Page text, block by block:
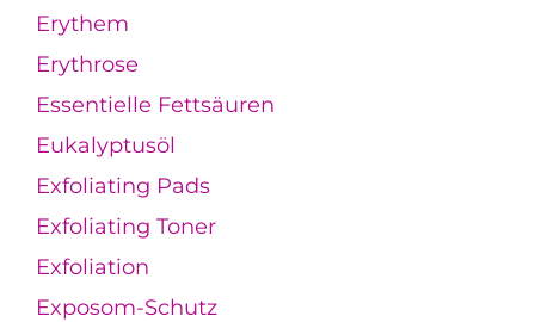
Erythem
Erythrose
Essentielle Fettsäuren
Eukalyptusöl
Exfoliating Pads
Exfoliating Toner
Exfoliation
Exposom-Schutz